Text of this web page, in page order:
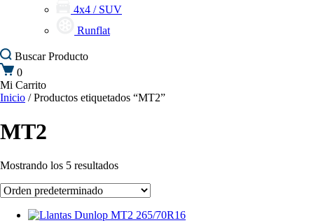
4x4 / SUV
Runflat
BuscarProducto
0
Mi Carrito
Inicio / Productos etiquetados “MT2”
MT2
Mostrando los 5 resultados